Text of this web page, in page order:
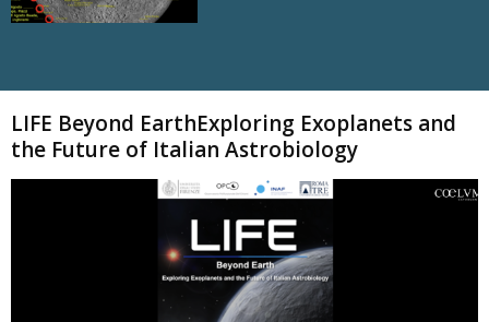
LIFE Beyond EarthExploring Exoplanets and
the Future of Italian Astrobiology